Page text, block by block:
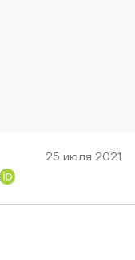
25 июля 2021